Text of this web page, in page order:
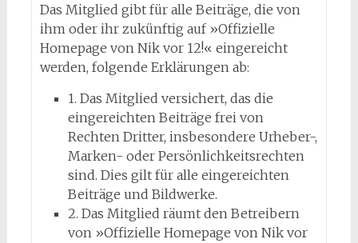
Das Mitglied gibt für alle Beiträge, die von
ihm oder ihr zukünftig auf »Offizielle
Homepage von Nik vor 12!« eingereicht
werden, folgende Erklärungen ab:
1. Das Mitglied versichert, das die
eingereichten Beiträge frei von
Rechten Dritter, insbesondere Urheber-,
Marken- oder Persönlichkeitsrechten
sind. Dies gilt für alle eingereichten
Beiträge und Bildwerke.
2. Das Mitglied räumt den Betreibern
von »Offizielle Homepage von Nik vor